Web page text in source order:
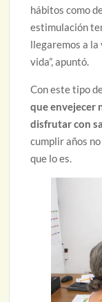
hábitos como
estimulación
llegaremos a la
vida”, apuntó.
Con este tipo
que envejecer
disfrutar con
cumplir años
que lo es.